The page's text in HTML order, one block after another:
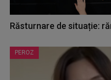
Răsturnare de situație:
PEROZ